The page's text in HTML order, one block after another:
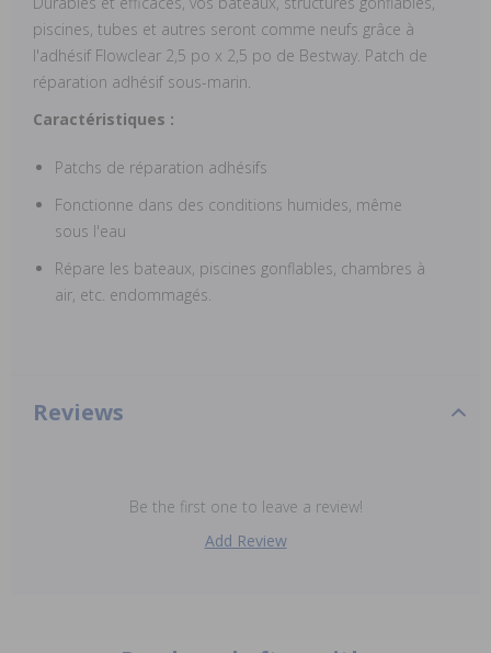
piscines, tubes et autres seront comme neufs grâce à
l'adhésif Flowclear 2,5 po x 2,5 po de Bestway. Patch de
réparation adhésif sous-marin.
Caractéristiques :
Patchs de réparation adhésifs
Fonctionne dans des conditions humides, même
sous l'eau
Répare les bateaux, piscines gonflables, chambres à
air, etc. endommagés.
Reviews
Be the first one to leave a review!
Add Review